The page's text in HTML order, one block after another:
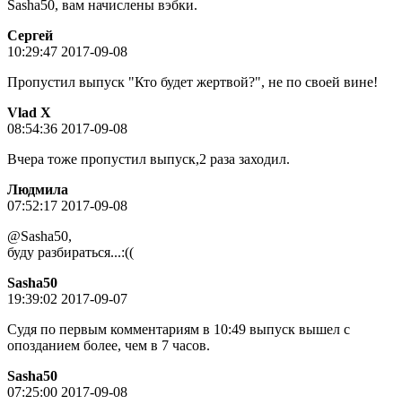
Sasha50, вам начислены вэбки.
Сергей
10:29:47 2017-09-08
Пропустил выпуск "Кто будет жертвой?", не по своей вине!
Vlad X
08:54:36 2017-09-08
Вчера тоже пропустил выпуск,2 раза заходил.
Людмила
07:52:17 2017-09-08
@Sasha50,
буду разбираться...:((
Sasha50
19:39:02 2017-09-07
Судя по первым комментариям в 10:49 выпуск вышел с
опозданием более, чем в 7 часов.
Sasha50
07:25:00 2017-09-08